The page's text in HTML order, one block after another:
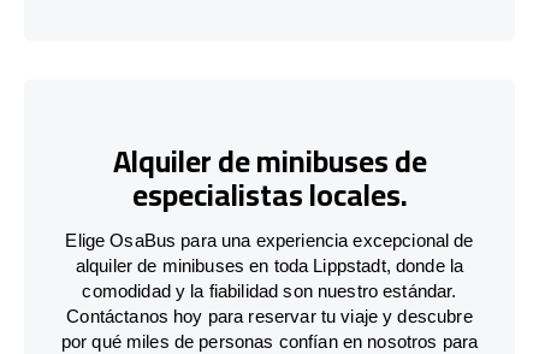
Alquiler de minibuses de
especialistas locales.
Elige OsaBus para una experiencia excepcional de
alquiler de minibuses en toda Lippstadt, donde la
comodidad y la fiabilidad son nuestro estándar.
Contáctanos hoy para reservar tu viaje y descubre
por qué miles de personas confían en nosotros para